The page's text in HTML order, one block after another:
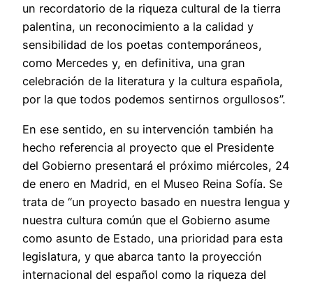
un recordatorio de la riqueza cultural de la tierra
palentina, un reconocimiento a la calidad y
sensibilidad de los poetas contemporáneos,
como Mercedes y, en definitiva, una gran
celebración de la literatura y la cultura española,
por la que todos podemos sentirnos orgullosos”.
En ese sentido, en su intervención también ha
hecho referencia al proyecto que el Presidente
del Gobierno presentará el próximo miércoles, 24
de enero en Madrid, en el Museo Reina Sofía. Se
trata de “un proyecto basado en nuestra lengua y
nuestra cultura común que el Gobierno asume
como asunto de Estado, una prioridad para esta
legislatura, y que abarca tanto la proyección
internacional del español como la riqueza del